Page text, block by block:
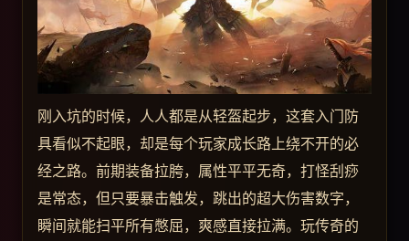
刚入坑的时候，人人都是从轻盔起步，这套入门防
具看似不起眼，却是每个玩家成长路上绕不开的必
经之路。前期装备拉胯，属性平平无奇，打怪刮痧
是常态，但只要暴击触发，跳出的超大伤害数字，
瞬间就能扫平所有憋屈，爽感直接拉满。玩传奇的